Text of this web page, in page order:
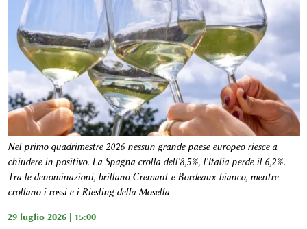
Nel primo quadrimestre 2026 nessun grande paese europeo riesce a
chiudere in positivo. La Spagna crolla dell'8,5%, l'Italia perde il 6,2%.
Tra le denominazioni, brillano Cremant e Bordeaux bianco, mentre
crollano i rossi e i Riesling della Mosella
29 luglio 2026 | 15:00